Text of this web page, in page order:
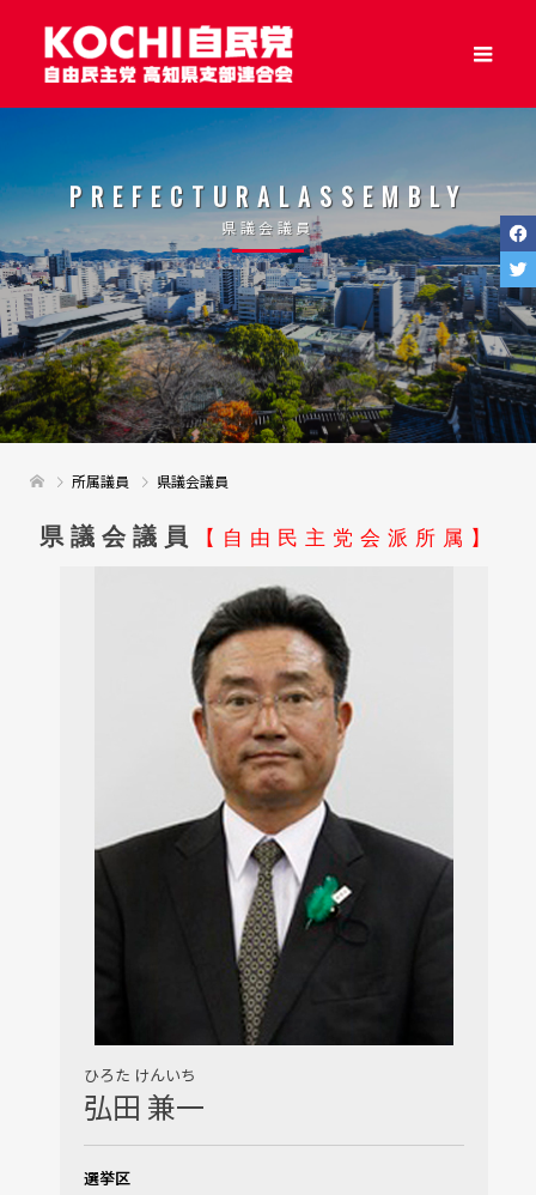
PREFECTURALASSEMBLY
県議会議員
所属議員 県議会議員
県議会議員 【自由民主党会派所属】
ひろた けんいち
弘田 兼一
選挙区